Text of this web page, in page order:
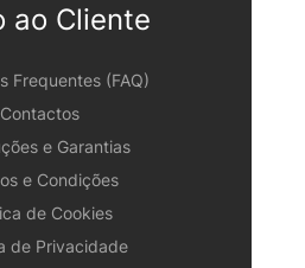
ao Cliente
Frequentes (FAQ)
Contactos
e Garantias
e Condições
de Cookies
de Privacidade